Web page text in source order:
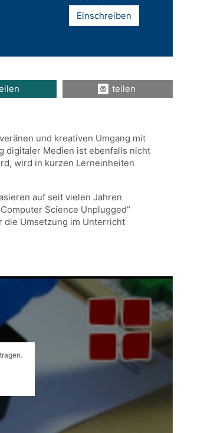
Einschreiben
teilen
und kreativen Umgang mit
digitaler Medien ist ebenfalls nicht
wird in kurzen Lerneinheiten
auf seit vielen Jahren
Science Unplugged“
die Umsetzung im Unterricht